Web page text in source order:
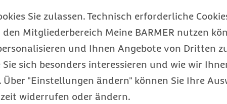
Sie zulassen. Technisch erforderliche
Mitgliederbereich Meine BARMER nutzen
und Ihnen Angebote von Dritten
sich besonders interessieren und wie wir
"Einstellungen ändern" können Sie Ihre
widerrufen oder ändern.
Wir helfen Ihnen
und, wenn es
Die Meditation mit